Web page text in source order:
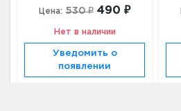
Цена: 530 ₽ 490 ₽
Нет в наличии
Уведомить о
появлении